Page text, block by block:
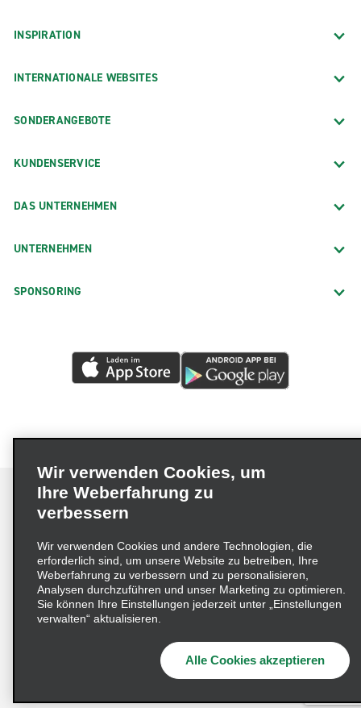
INSPIRATION
INTERNATIONALE WEBSITES
SONDERANGEBOTE
KUNDENSERVICE
DAS UNTERNEHMEN
UNTERNEHMEN
SPONSORING
Impressum Nutzungsbedingungen
Datenschutzrichtlinie
Cookie-Richtlinie
Datenschutzoptionen
Lieferkettensorgfaltspflichtengesetz (LkSG) Grundsatzerklärung
Beschwerdeverfahren nach dem
© 2026 Enterprise Holdings, Inc. Alle Rechte vorbehalten
Wir verwenden Cookies, um
Ihre Weberfahrung zu
verbessern
Wir verwenden Cookies und andere Technologien, die
erforderlich sind, um unsere Website zu betreiben, Ihre
Weberfahrung zu verbessern und zu personalisieren,
Analysen durchzuführen und unser Marketing zu optimieren.
Sie können Ihre Einstellungen jederzeit unter „Einstellungen
verwalten“ aktualisieren.
Alle Cookies akzeptieren